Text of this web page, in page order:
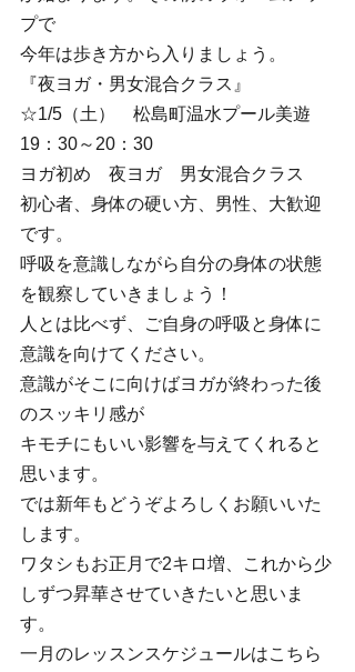
プで
今年は歩き方から入りましょう。
『夜ヨガ・男女混合クラス』
☆1/5（土）　松島町温水プール美遊
19：30～20：30
ヨガ初め　夜ヨガ　男女混合クラス
初心者、身体の硬い方、男性、大歓迎
です。
呼吸を意識しながら自分の身体の状態
を観察していきましょう！
人とは比べず、ご自身の呼吸と身体に
意識を向けてください。
意識がそこに向けばヨガが終わった後
のスッキリ感が
キモチにもいい影響を与えてくれると
思います。
では新年もどうぞよろしくお願いいた
します。
ワタシもお正月で2キロ増、これから少
しずつ昇華させていきたいと思いま
す。
一月のレッスンスケジュールはこちら